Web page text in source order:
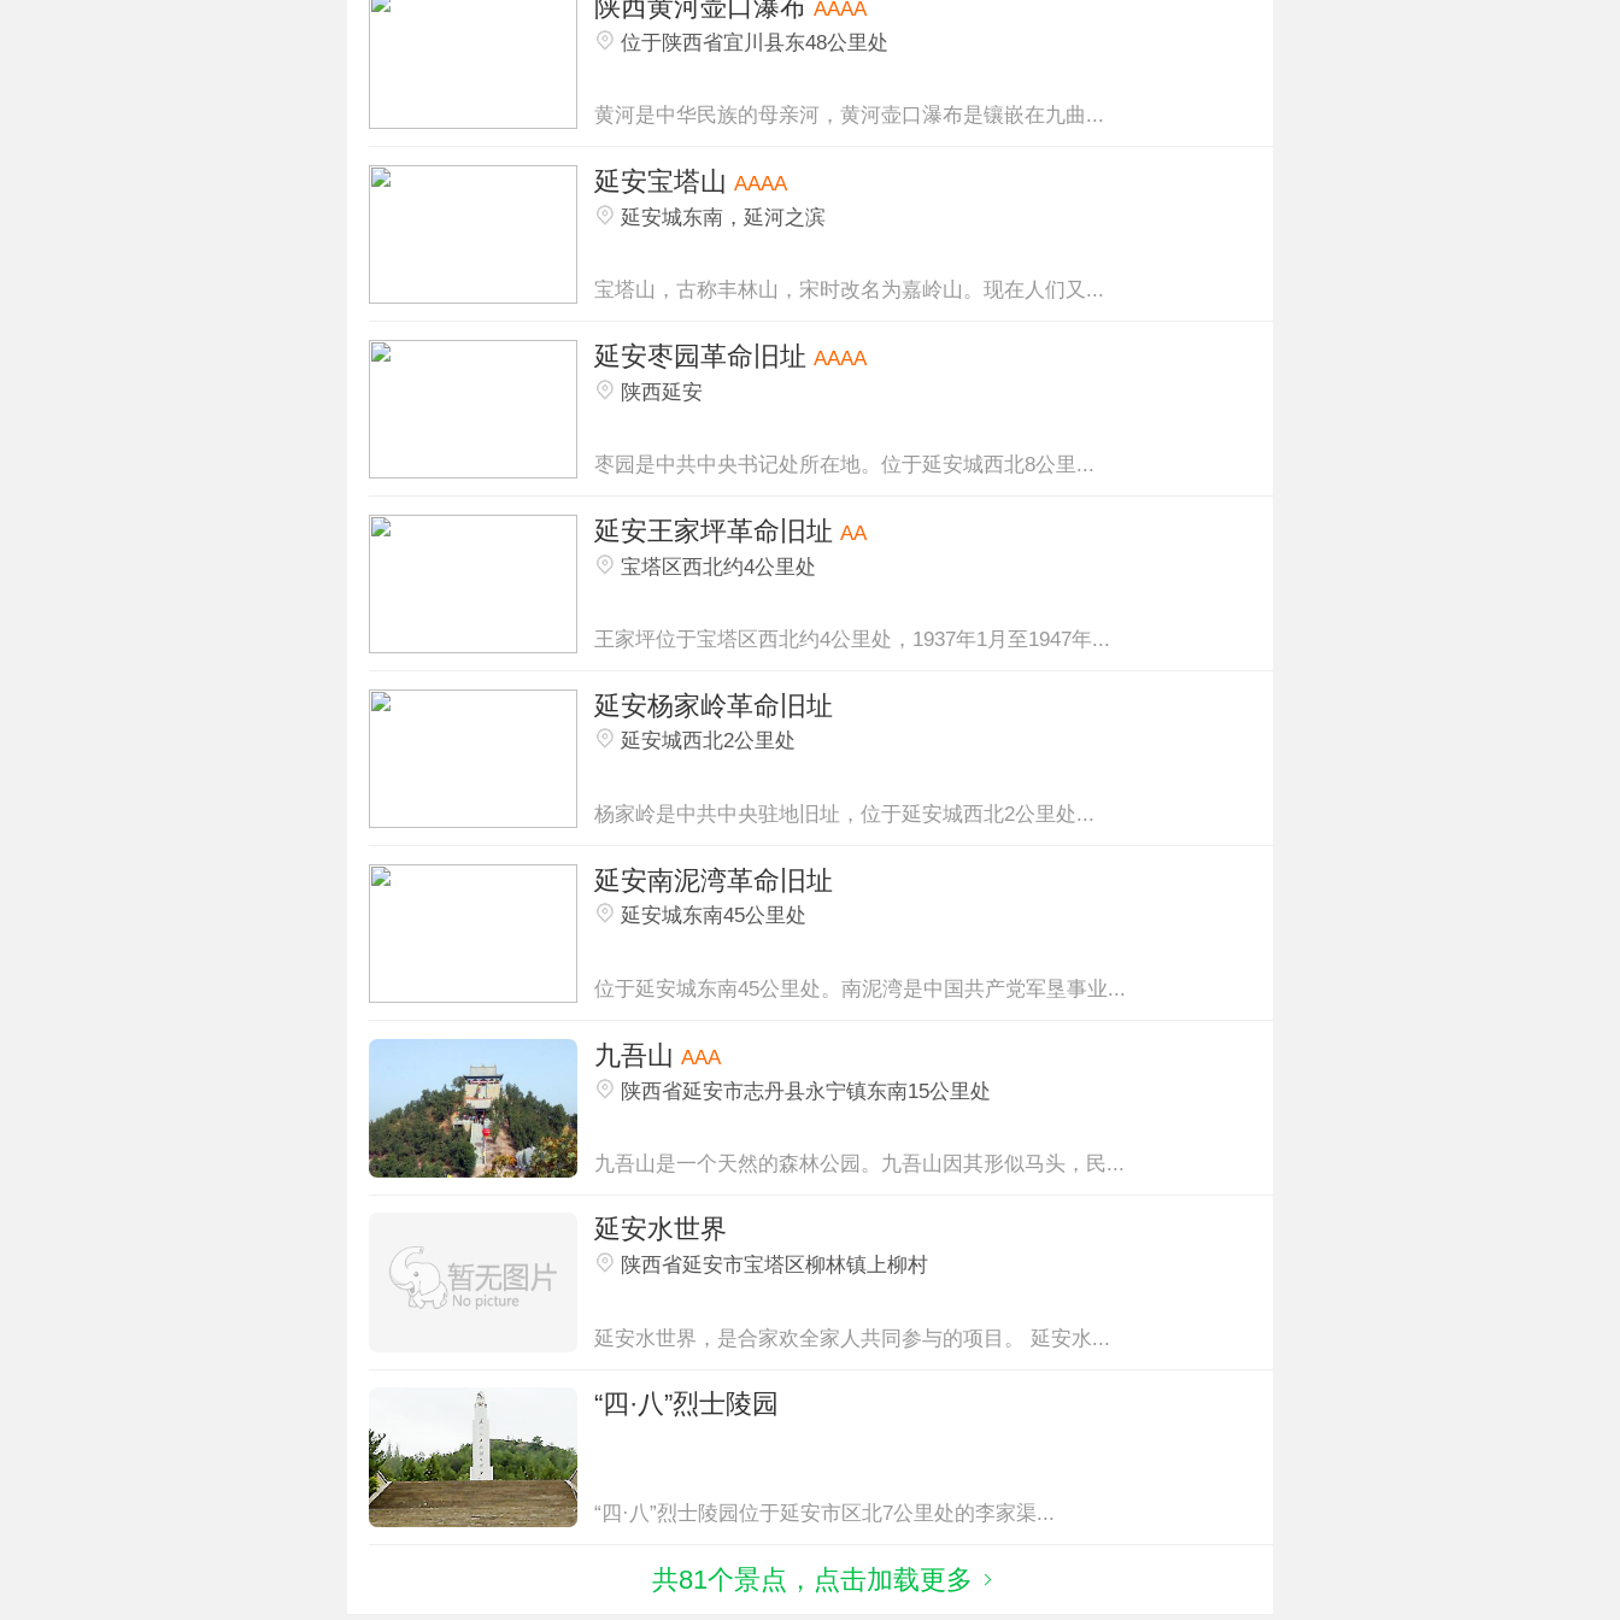
陕西黄河壶口瀑布AAAA
位于陕西省宜川县东48公里处
黄河是中华民族的母亲河，黄河壶口瀑布是镶嵌在九曲...
延安宝塔山AAAA
延安城东南，延河之滨
宝塔山，古称丰林山，宋时改名为嘉岭山。现在人们又...
延安枣园革命旧址AAAA
陕西延安
枣园是中共中央书记处所在地。位于延安城西北8公里...
延安王家坪革命旧址AA
宝塔区西北约4公里处
王家坪位于宝塔区西北约4公里处，1937年1月至1947年...
延安杨家岭革命旧址
延安城西北2公里处
杨家岭是中共中央驻地旧址，位于延安城西北2公里处...
延安南泥湾革命旧址
延安城东南45公里处
位于延安城东南45公里处。南泥湾是中国共产党军垦事业...
九吾山AAA
陕西省延安市志丹县永宁镇东南15公里处
九吾山是一个天然的森林公园。九吾山因其形似马头，民...
延安水世界
陕西省延安市宝塔区柳林镇上柳村
延安水世界，是合家欢全家人共同参与的项目。 延安水...
“四·八”烈士陵园
“四·八”烈士陵园位于延安市区北7公里处的李家渠...
共81个景点，点击加载更多